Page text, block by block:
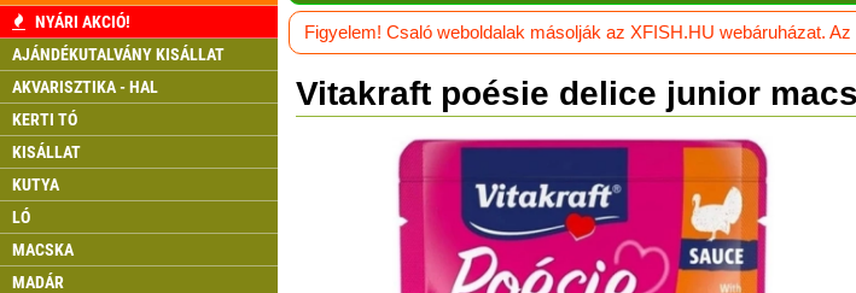
NYÁRI AKCIÓ!
AJÁNDÉKUTALVÁNY KISÁLLAT
AKVARISZTIKA - HAL
KERTI TÓ
KISÁLLAT
KUTYA
LÓ
MACSKA
MADÁR
Figyelem! Csaló weboldalak másolják az XFISH.HU webáruházat.
Vitakraft poésie delice junior